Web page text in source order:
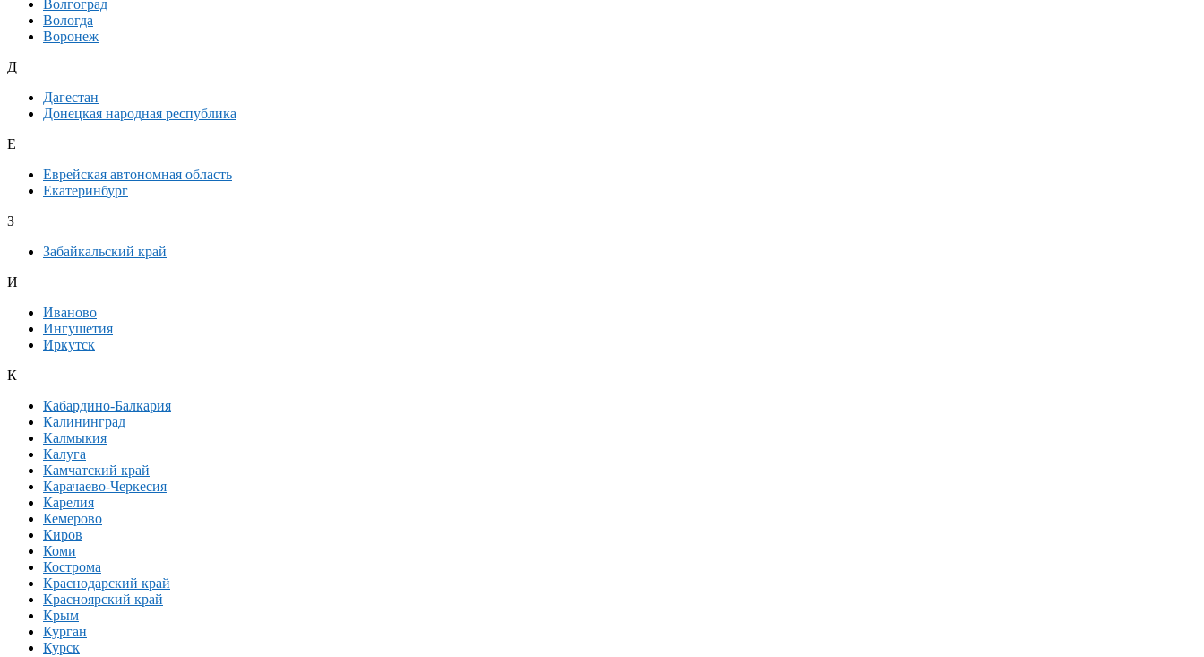
Волгоград
Вологда
Воронеж
Д
Дагестан
Донецкая народная республика
Е
Еврейская автономная область
Екатеринбург
З
Забайкальский край
И
Иваново
Ингушетия
Иркутск
К
Кабардино-Балкария
Калининград
Калмыкия
Калуга
Камчатский край
Карачаево-Черкесия
Карелия
Кемерово
Киров
Коми
Кострома
Краснодарский край
Красноярский край
Крым
Курган
Курск